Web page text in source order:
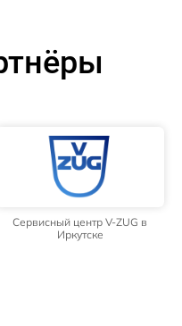
Сервисный центр V-ZUG в
Иркутске